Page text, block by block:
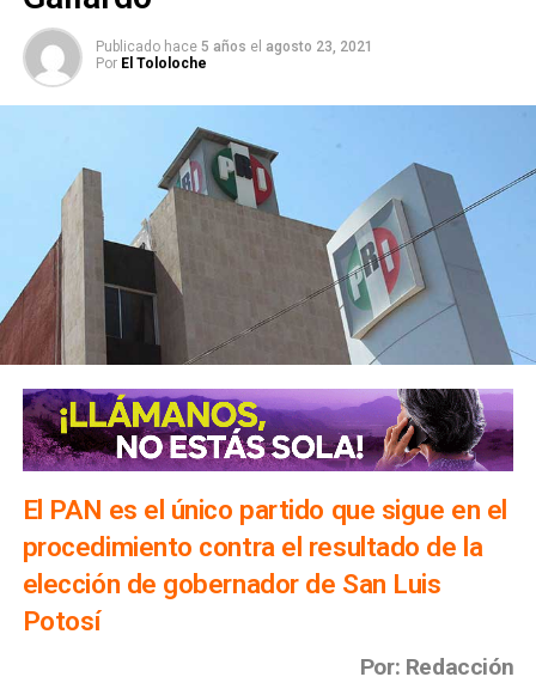
Publicado hace 5 años el agosto 23, 2021
Por El Tololoche
El PAN es el único partido que sigue en el
procedimiento contra el resultado de la
elección de gobernador de San Luis
Potosí
Por: Redacción